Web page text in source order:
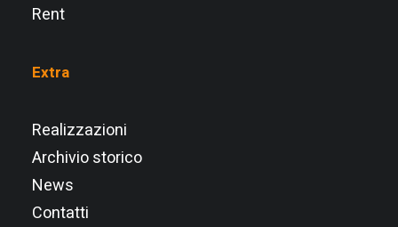
Rent
Extra
Realizzazioni
Archivio storico
News
Contatti